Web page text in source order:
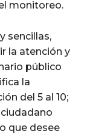
monitoreo.
sencillas,
la atención y
público
la
del 5 al 10;
que desee